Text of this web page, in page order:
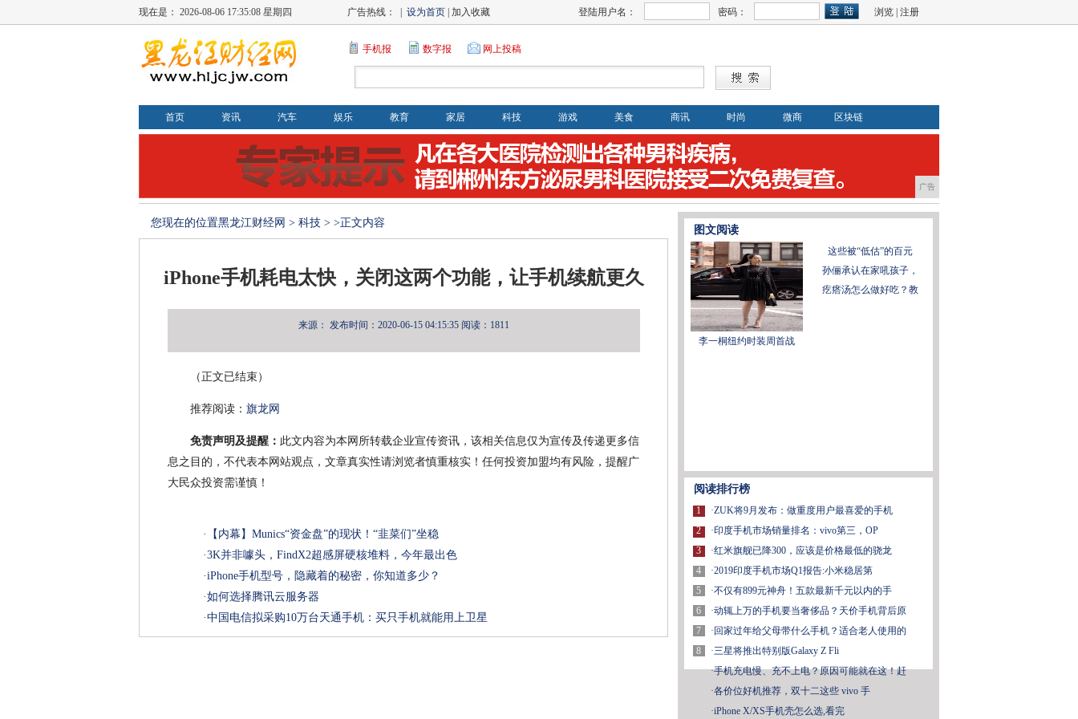
现在是： 2026-08-06 17:35:08 星期四 广告热线： | 设为首页 | 加入收藏 登陆用户名： 密码： 浏览 注册
手机报 数字报 网上投稿
首页 资讯 汽车 娱乐 教育 家居 科技 游戏 美食 商讯 时尚 微商 区块链
广告
您现在的位置黑龙江财经网 > 科技 > >正文内容
iPhone手机耗电太快，关闭这两个功能，让手机续航更久
来源： 发布时间：2020-06-15 04:15:35 阅读：1811
（正文已结束）
推荐阅读： 旗龙网
免责声明及提醒： 此文内容为本网所转载企业宣传资讯，该相关信息仅为宣传及传递更多信
息之目的，不代表本网站观点，文章真实性请浏览者慎重核实！任何投资加盟均有风险，提醒广
大民众投资需谨慎！
·
【内幕】Munics“资金盘”的现状！“韭菜们”坐稳
·3K并非噱头，FindX2超感屏硬核堆料，今年最出色
·iPhone手机型号，隐藏着的秘密，你知道多少？
·如何选择腾讯云服务器
·中国电信拟采购10万台天通手机：买只手机就能用上卫星
图文阅读
李一桐纽约时装周首战
这些被“低估”的百元
孙俪承认在家吼孩子，
疙瘩汤怎么做好吃？教
阅读排行榜
1
2
3
4
5
6
7
8
·ZUK将9月发布：做重度用户最喜爱的手机
·印度手机市场销量排名：vivo第三，OP
·红米旗舰已降300，应该是价格最低的骁龙
·2019印度手机市场Q1报告:小米稳居第
·不仅有899元神舟！五款最新千元以内的手
·动辄上万的手机要当奢侈品？天价手机背后原
· 回家过年给父母带什么手机？适合老人使用的
·三星将推出特别版Galaxy Z Fli
·手机充电慢、充不上电？原因可能就在这！赶
·各价位好机推荐，双十二这些 vivo 手
·iPhone X/XS手机壳怎么选,看完